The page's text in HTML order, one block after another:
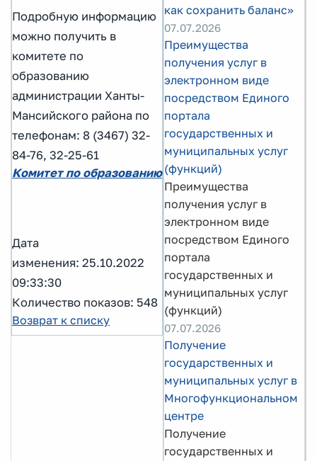
Подробную информацию
можно получить в
комитете по
образованию
администрации Ханты-
Мансийского района по
телефонам: 8 (3467) 32-
84-76, 32-25-61
Комитет по образованию
Дата
изменения: 25.10.2022
09:33:30
Количество показов: 548
Возврат к списку
как сохранить баланс»
07.07.2026
Преимущества
получения услуг в
электронном виде
посредством Единого
портала
государственных и
муниципальных услуг
(функций)
Преимущества
получения услуг в
электронном виде
посредством Единого
портала
государственных и
муниципальных услуг
(функций)
07.07.2026
Получение
государственных и
муниципальных услуг в
Многофункциональном
центре
Получение
государственных и